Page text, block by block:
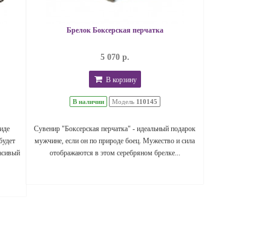
Брелок Боксерская перчатка
5 070 р.
В корзину
В наличии Модель 110145
Сувенир "Боксерская перчатка" - идеальный подарок
мужчине, если он по природе боец. Мужество и сила
отображаются в этом серебряном брелке...